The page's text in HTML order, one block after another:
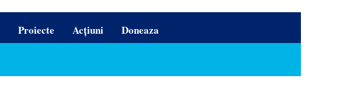
Proiecte Acțiuni Doneaza